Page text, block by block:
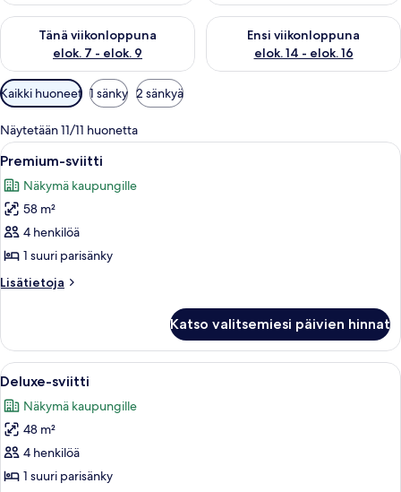
Tänä viikonloppuna
elok. 7 - elok. 9
Tarkista tämän viikonlopun saatavuus elok. 7 - elok. 9
Ensi viikonloppuna
elok. 14 - elok. 16
Tarkista ensi viikonlopun
Huoneille
saatavilla
olevia
suodattimia
Kaikki huoneet 1 sänky 2 sänkyä
Näytetään 11/11 huonetta
Avaa
kaikki
huonetyypin
Premium-
sviitti
kuvat
Moderni hotellihuone, jossa on suuri
4
Premium-sviitti
Näkymä kaupungille
58 m²
4 henkilöä
1 suuri parisänky
Lisätietoja
Lisätietoja
Katso valitsemiesi päivien hinnat
Avaa
kaikki
huonetyypin
Deluxe-
sviitti
kuvat
Moderni hotellihuone, jossa on
2
Deluxe-sviitti
Näkymä kaupungille
48 m²
4 henkilöä
1 suuri parisänky